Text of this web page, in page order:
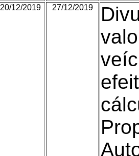
20/12/2019 27/12/2019